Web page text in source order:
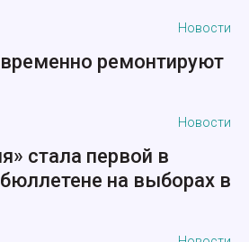
Новости
ремонтируют
Новости
стала первой в
на выборах в